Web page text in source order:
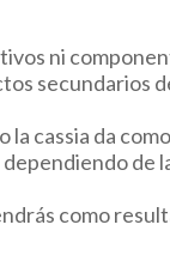
ni
secundarios
la cassia da
de
como